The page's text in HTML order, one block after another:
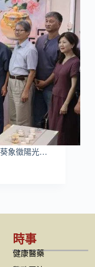
葵象徵陽光…
時事
健康醫藥